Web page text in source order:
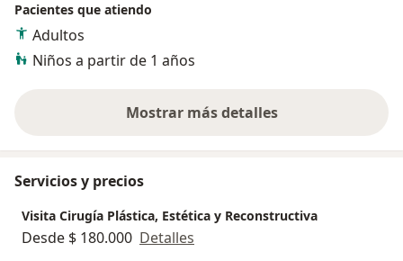
Pacientes que atiendo
Adultos
Niños a partir de 1 años
Mostrar más detalles
sobre la experiencia
Servicios y precios
Visita Cirugía Plástica, Estética y Reconstructiva
Desde $ 180.000 Detalles